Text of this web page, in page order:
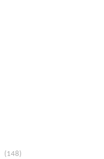
(148)